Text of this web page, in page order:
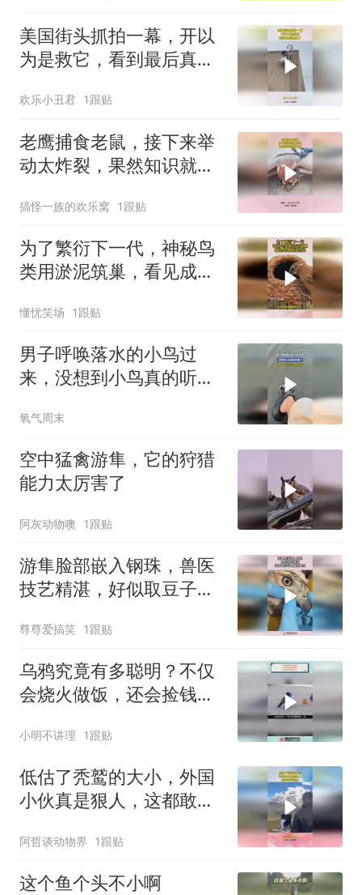
美国街头抓拍一幕，开以
为是救它，看到最后真相
欢乐小丑君 1跟贴
老鹰捕食老鼠，接下来举
动太炸裂，果然知识就是
搞怪一族的欢乐窝 1跟贴
为了繁衍下一代，神秘鸟
类用淤泥筑巢，看见成果
懂忧笑场 1跟贴
男子呼唤落水的小鸟过
来，没想到小鸟真的听懂
灵性了
氧气周末
空中猛禽游隼，它的狩猎
能力太厉害了
阿灰动物噢 1跟贴
游隼脸部嵌入钢珠，兽医
技艺精湛，好似取豆子般
尊尊爱搞笑 1跟贴
乌鸦究竟有多聪明？不仅
会烧火做饭，还会捡钱养
小明不讲理 1跟贴
低估了秃鹫的大小，外国
小伙真是狠人，这都敢站
阿哲谈动物界 1跟贴
这个鱼个头不小啊